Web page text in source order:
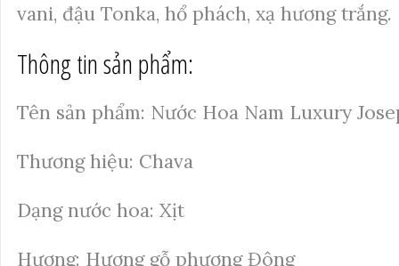
vani, đậu Tonka, hổ phách, xạ hương trắng.
Thông tin sản phẩm:
Tên sản phẩm: Nước Hoa Nam Luxury
Thương hiệu: Chava
Dạng nước hoa: Xịt
Hương: Hương gỗ phương Đông